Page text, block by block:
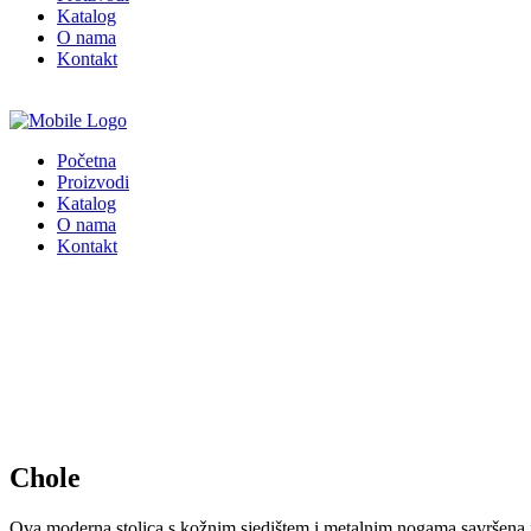
Katalog
O nama
Kontakt
Početna
Proizvodi
Katalog
O nama
Kontakt
Chole